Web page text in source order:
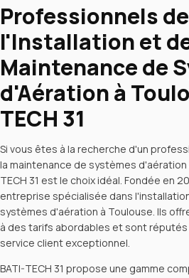
Professionnels de
l'Installation et
Maintenance de
d'Aération à
TECH 31
Si vous êtes à la recherche d'un
la maintenance de systèmes d'aération
TECH 31 est le choix idéal. Fondée en
entreprise spécialisée dans
systèmes d'aération à Toulouse. Ils
à des tarifs abordables et sont
service client exceptionnel.
BATI-TECH 31 propose une gamme